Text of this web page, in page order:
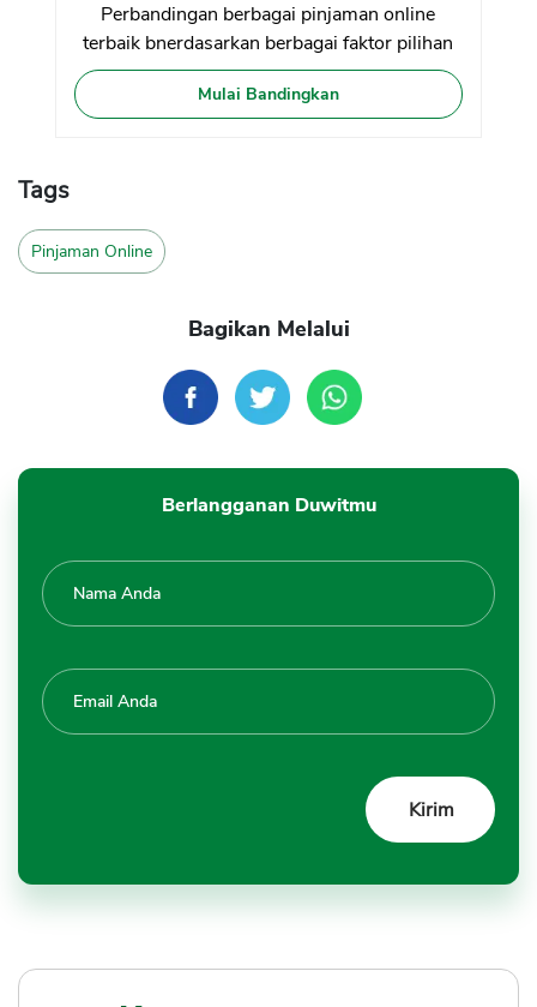
Perbandingan berbagai pinjaman online
terbaik bnerdasarkan berbagai faktor pilihan
Mulai Bandingkan
Tags
Pinjaman Online
Bagikan Melalui
Berlangganan Duwitmu